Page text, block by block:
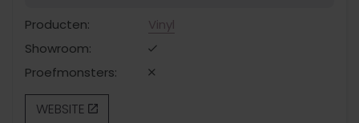
Producten:
Vinyl
Showroom:
Proefmonsters:
WEBSITE